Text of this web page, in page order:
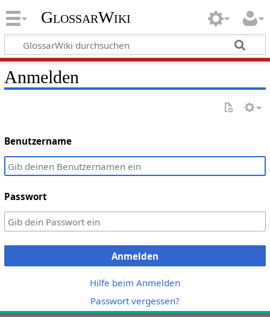
GlossarWiki
Anmelden
Benutzername
Passwort
Anmelden
Hilfe beim Anmelden
Passwort vergessen?